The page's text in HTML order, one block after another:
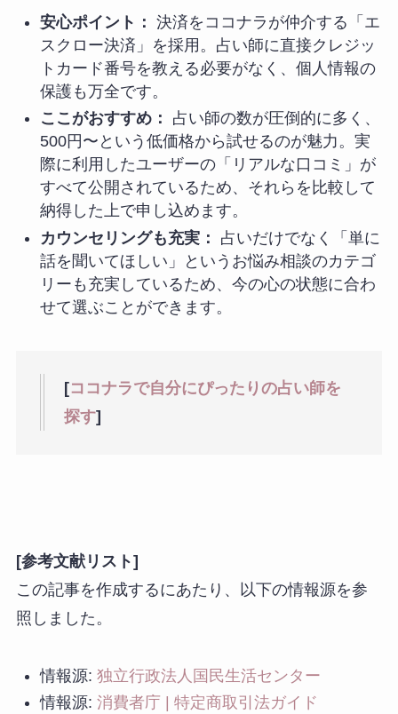
安心ポイント： 決済をココナラが仲介する「エ
スクロー決済」を採用。占い師に直接クレジッ
トカード番号を教える必要がなく、個人情報の
保護も万全です。
ここがおすすめ：
占い師の数が圧倒的に多く、
500円〜という低価格から試せるのが魅力。実
際に利用したユーザーの「リアルな口コミ」が
すべて公開されているため、それらを比較して
納得した上で申し込めます。
カウンセリングも充実：
占いだけでなく「単に
話を聞いてほしい」というお悩み相談のカテゴ
リーも充実しているため、今の心の状態に合わ
せて選ぶことができます。
[ココナラで自分にぴったりの占い師を
探す]
[参考文献リスト]
この記事を作成するにあたり、以下の情報源を参
照しました。
情報源: 独立行政法人国民生活センター
情報源: 消費者庁 | 特定商取引法ガイド